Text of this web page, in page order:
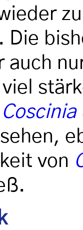
Die
auch
von